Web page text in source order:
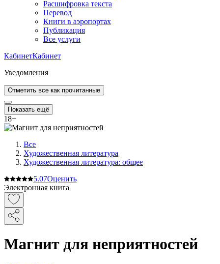
Расшифровка текста
Перевод
Книги в аэропортах
Публикация
Все услуги
КабинетКабинет
Уведомления
Отметить все как прочитанные
Показать ещё
18+
Все
Художественная литература
Художественная литература: общее
5.07Оценить
Электронная книга
Магнит для неприятностей